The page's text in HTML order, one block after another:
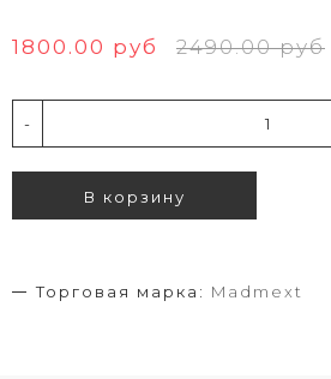
1800.00 руб 2490.00 руб
-
В корзину
Торговая марка: Madmext